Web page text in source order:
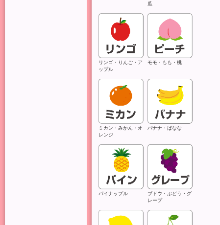
瓜
リンゴ・りんご・ア
ップル
モモ・もも・桃
ミカン・みかん・オ
レンジ
バナナ・ばなな
パイナップル
ブドウ・ぶどう・グ
レープ